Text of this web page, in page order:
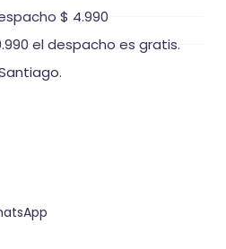
$ 4.990
el despacho es gratis.